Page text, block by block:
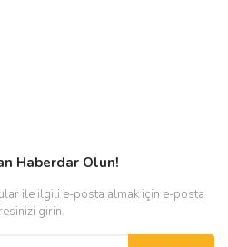
Haberdar Olun!
ile ilgili e-posta almak için e-posta
girin.